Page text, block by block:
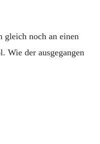
gleich noch an einen
Wie der ausgegangen